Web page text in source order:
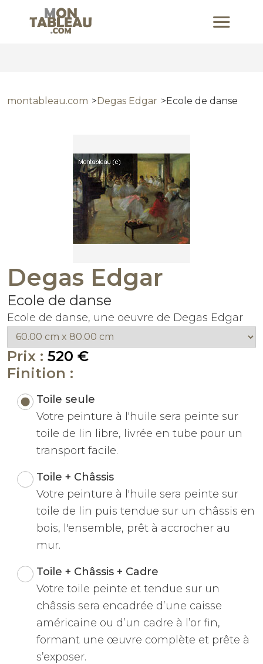
montableau.com Degas Edgar Ecole de danse
Degas Edgar
Ecole de danse
Ecole de danse, une oeuvre de Degas Edgar
Prix : 520 €
Finition :
Toile seule
Votre peinture à l'huile sera peinte sur
toile de lin libre, livrée en tube pour un
transport facile.
Toile + Châssis
Votre peinture à l'huile sera peinte sur
toile de lin puis tendue sur un châssis en
bois, l'ensemble, prêt à accrocher au
mur.
Toile + Châssis + Cadre
Votre toile peinte et tendue sur un
châssis sera encadrée d’une caisse
américaine ou d’un cadre à l’or fin,
formant une œuvre complète et prête à
s’exposer.